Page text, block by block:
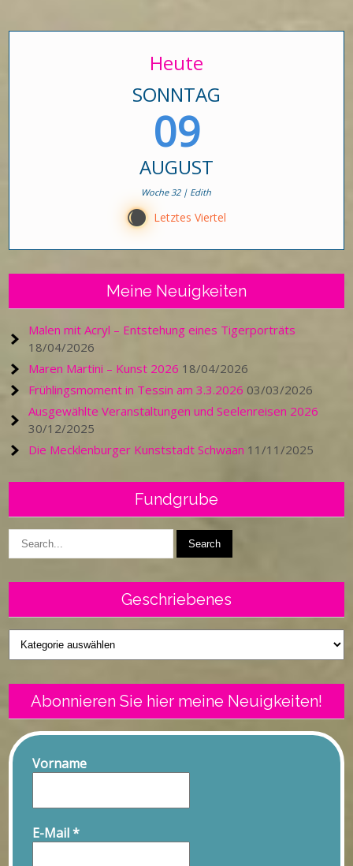
Heute
SONNTAG
09
AUGUST
Woche 32 | Edith
X Letztes Viertel
Meine Neuigkeiten
Malen mit Acryl – Entstehung eines Tigerporträts
18/04/2026
Maren Martini – Kunst 2026 18/04/2026
Frühlingsmoment in Tessin am 3.3.2026 03/03/2026
Ausgewählte Veranstaltungen und Seelenreisen 2026
30/12/2025
Die Mecklenburger Kunststadt Schwaan 11/11/2025
Fundgrube
Geschriebenes
Geschriebenes
Abonnieren Sie hier meine Neuigkeiten!
Vorname
E-Mail*